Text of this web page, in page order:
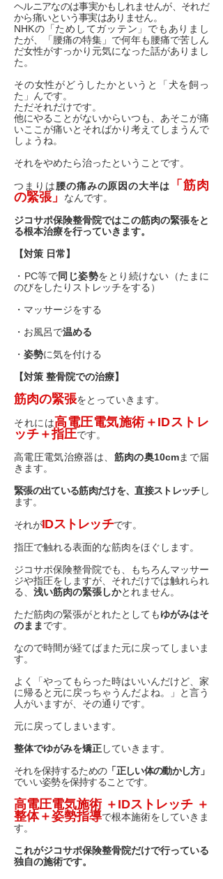
ヘルニアなのは事実かもしれませんが、それだ
から痛いという事実はありません。
NHKの「ためしてガッテン」でもありまし
たが、「腰痛の特集」で何年も腰痛で苦しん
だ女性がすっかり元気になった話がありまし
た。
その女性がどうしたかというと「犬を飼っ
た」んです。
ただそれだけです。
他にやることがないからいつも、あそこが痛
いここが痛いとそればかり考えてしまうんで
しょうね。
それをやめたら治ったということです。
つまりは腰の痛みの原因の大半は
「筋肉
の緊張」
なんです。
ジコサポ保険整骨院ではこの筋肉の緊張をと
る根本治療を行っていきます。
【対策 日常】
・PC等で同じ姿勢をとり続けない（たまに
のびをしたりストレッチをする）
・マッサージをする
・お風呂で温める
・ 姿勢に気を付ける
【対策 整骨院での治療】
筋肉の緊張をとっていきます。
それには高電圧電気施術＋IDストレ
ッチ＋指圧です。
高電圧電気治療器は、 筋肉の奥10cmまで届
きます。
緊張の出ている筋肉だけを、直接ストレッチし
ます。
それがIDストレッチです。
指圧で触れる表面的な筋肉をほぐします。
ジコサポ保険整骨院でも、もちろんマッサー
ジや指圧をしますが、それだけでは触れられ
る、 浅い筋肉の緊張しかとれません。
ただ筋肉の緊張がとれたとしてもゆがみはそ
のまま です。
なので時間が経てばまた元に戻ってしまいま
す。
よく「やってもらった時はいいんだけど、家
に帰ると元に戻っちゃうんだよね。」と言う
人がいますが、その通りです。
元に戻ってしまいます。
整体でゆがみを矯正していきます。
それを保持するための「正しい体の動かし方」
でいい姿勢を保持することです。
高電圧電気施術 ＋IDストレッチ ＋
整体＋姿勢指導で根本施術をしていきま
す。
これがジコサポ保険整骨院だけで行っている
独自の施術です。